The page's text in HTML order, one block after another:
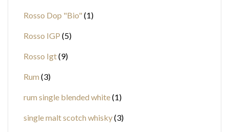
Rosso Dop "Bio" 1
Rosso IGP 5
Rosso Igt 9
Rum 3
rum single blended white 1
single malt scotch whisky 3